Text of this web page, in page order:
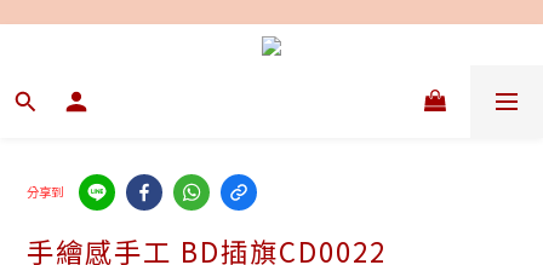
分享到
手繪感手工 BD插旗CD0022